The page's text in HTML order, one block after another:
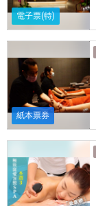
電子票(特)
紙本票券